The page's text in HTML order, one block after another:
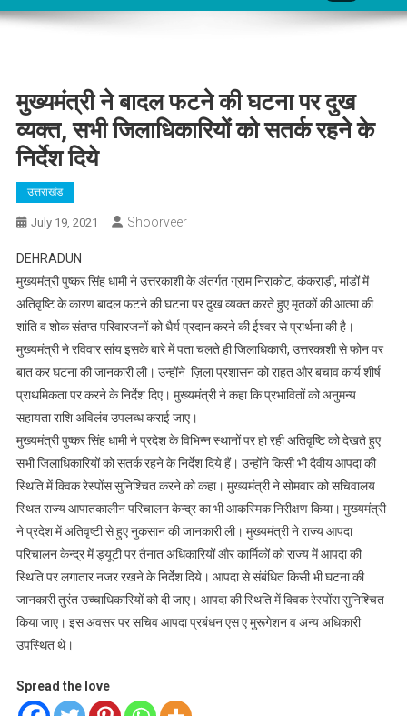
मुख्यमंत्री ने बादल फटने की घटना पर दुख
व्यक्त, सभी जिलाधिकारियों को सतर्क रहने के
निर्देश दिये
उत्तराखंड
July 19, 2021 Shoorveer
DEHRADUN
मुख्यमंत्री पुष्कर सिंह धामी ने उत्तरकाशी के अंतर्गत ग्राम निराकोट, कंकराड़ी, मांडों में
अतिवृष्टि के कारण बादल फटने की घटना पर दुख व्यक्त करते हुए मृतकों की आत्मा की
शांति व शोक संतप्त परिवारजनों को धैर्य प्रदान करने की ईश्वर से प्रार्थना की है।
मुख्यमंत्री ने रविवार सांय इसके बारे में पता चलते ही जिलाधिकारी, उत्तरकाशी से फोन पर
बात कर घटना की जानकारी ली। उन्होंने ज़िला प्रशासन को राहत और बचाव कार्य शीर्ष
प्राथमिकता पर करने के निर्देश दिए। मुख्यमंत्री ने कहा कि प्रभावितों को अनुमन्य
सहायता राशि अविलंब उपलब्ध कराई जाए।
मुख्यमंत्री पुष्कर सिंह धामी ने प्रदेश के विभिन्न स्थानों पर हो रही अतिवृष्टि को देखते हुए
सभी जिलाधिकारियों को सतर्क रहने के निर्देश दिये हैं। उन्होंने किसी भी दैवीय आपदा की
स्थिति में क्विक रेस्पोंस सुनिश्चित करने को कहा। मुख्यमंत्री ने सोमवार को सचिवालय
स्थित राज्य आपातकालीन परिचालन केन्द्र का भी आकस्मिक निरीक्षण किया। मुख्यमंत्री
ने प्रदेश में अतिवृष्टी से हुए नुकसान की जानकारी ली। मुख्यमंत्री ने राज्य आपदा
परिचालन केन्द्र में ड्यूटी पर तैनात अधिकारियों और कार्मिकों को राज्य में आपदा की
स्थिति पर लगातार नजर रखने के निर्देश दिये। आपदा से संबंधित किसी भी घटना की
जानकारी तुरंत उच्चाधिकारियों को दी जाए। आपदा की स्थिति में क्विक रेस्पोंस सुनिश्चित
किया जाए। इस अवसर पर सचिव आपदा प्रबंधन एस ए मुरूगेशन व अन्य अधिकारी
उपस्थित थे।
Spread the love